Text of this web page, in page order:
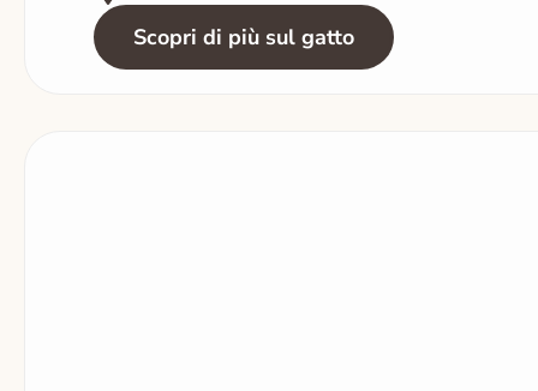
Scopri di più sul gatto